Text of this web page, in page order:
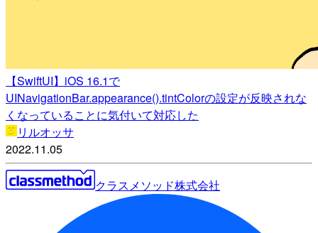
【SwiftUI】iOS 16.1で
UINavigationBar.appearance().tintColorの設定が反映されな
くなっていることに気付いて対応した
リルオッサ
2022.11.05
クラスメソッド株式会社